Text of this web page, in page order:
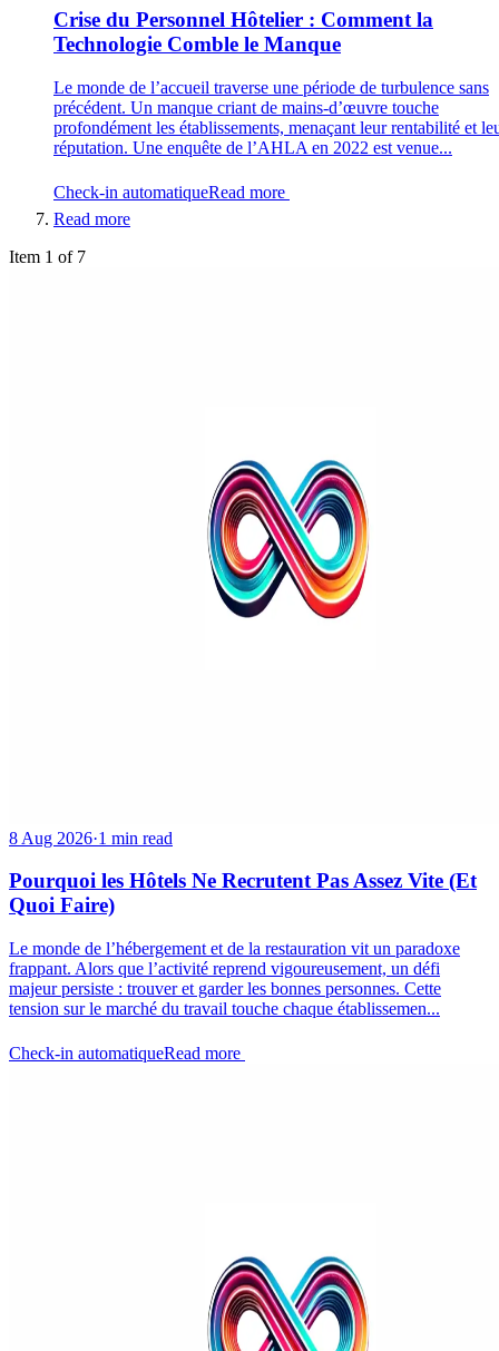
Crise du Personnel Hôtelier : Comment la
Technologie Comble le Manque
Le monde de l’accueil traverse une période de turbulence sans
précédent. Un manque criant de mains-d’œuvre touche
profondément les établissements, menaçant leur rentabilité et
réputation. Une enquête de l’AHLA en 2022 est venue...
Check-in automatiqueRead more
Read more
Item 1 of 7
8 Aug 2026·1 min read
Pourquoi les Hôtels Ne Recrutent Pas Assez Vite (Et
Quoi Faire)
Le monde de l’hébergement et de la restauration vit un paradoxe
frappant. Alors que l’activité reprend vigoureusement, un défi
majeur persiste : trouver et garder les bonnes personnes. Cette
tension sur le marché du travail touche chaque établissemen...
Check-in automatiqueRead more